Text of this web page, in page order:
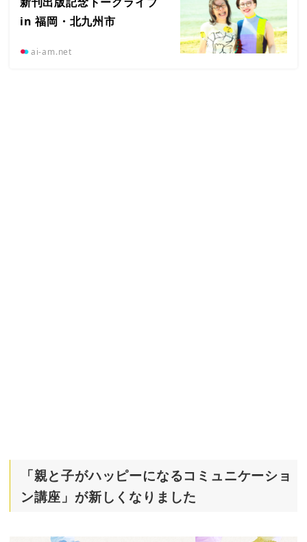
in 福岡・北九州市
ai-am.net
「親と子がハッピーになるコミュニケーショ
ン講座」が新しくなりました